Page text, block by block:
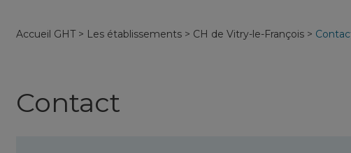
Accueil GHT> Les établissements > CH de Vitry-le-François >
Contact